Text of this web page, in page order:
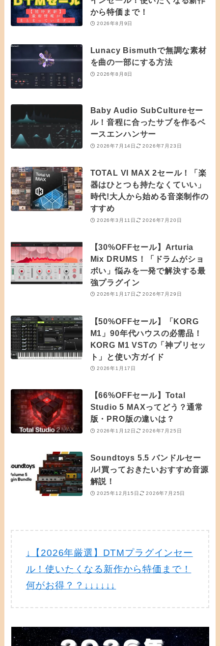
から特価まで！
2026年8月9日
Lunacy Bismuthで無調な素材
を曲の一部にする方法
2026年8月8日
Baby Audio SubCultureセー
ル！音程に合ったサブを作るベ
ースエンハンサー
2026年7月14日 2026年7月23日
TOTAL VI MAX 2セール！「楽
器はひとつも持たなくていい」
時代!大人から始める音楽制作の
すすめ
2026年3月11日 2026年7月20日
【30%OFFセール】Arturia
Mix DRUMS！「ドラムがショ
ボい」悩みを一発で解決する最
強プラグイン
2026年1月17日 2026年7月29日
【50%OFFセール】「KORG
M1」90年代ハウスの必需品！
KORG M1 VSTの「神プリセッ
ト」と使い方ガイド
2026年1月17日
【66%OFFセール】Total
Studio 5 MAXってどう？通常
版・PRO版の違いは？
2026年1月12日 2026年7月25日
Soundtoys 5.5 バンドルセー
ル!買っておきたいおすすめ音源
解説！
2025年12月15日 2026年7月25日
↓【2026年厳選】DTMプラグインセー
ル！使いたくなる新作から特価まで！
何がお得？？↓↓↓↓↓↓